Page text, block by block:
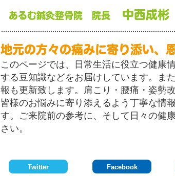
あるむ鍼灸整骨院 院長 中西成彬
地元の方々の痛みに寄り添い、
このページでは、日常生活に役立つ健康
する豆知識などをお届けしています。ま
報も更新致します。肩こり・腰痛・姿勢
皆様のお悩みに寄り添えるよう丁寧な情
す。ご来院前の参考に、そして日々の健
さい。
Twitter Facebook